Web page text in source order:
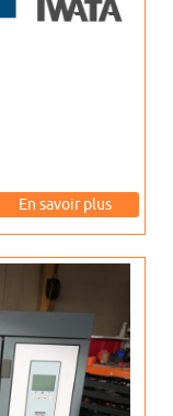
En savoir plus